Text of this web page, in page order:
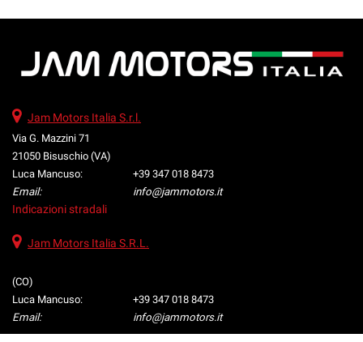
Jam Motors Italia S.r.l.
Via G. Mazzini 71
21050 Bisuschio (VA)
Luca Mancuso:
+39 347 018 8473
Email:
info@jammotors.it
Indicazioni stradali
Jam Motors Italia S.R.L.
(CO)
Luca Mancuso:
+39 347 018 8473
Email:
info@jammotors.it